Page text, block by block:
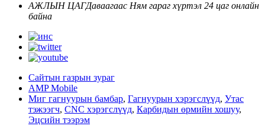
АЖЛЫН ЦАГДаваагаас Ням гараг хүртэл 24 цаг онлайн
байна
Сайтын газрын зураг
AMP Mobile
Миг гагнуурын бамбар, Гагнуурын хэрэгслүүд, Утас
тэжээгч, CNC хэрэгслүүд, Карбидын өрмийн хошуу,
Эцсийн тээрэм